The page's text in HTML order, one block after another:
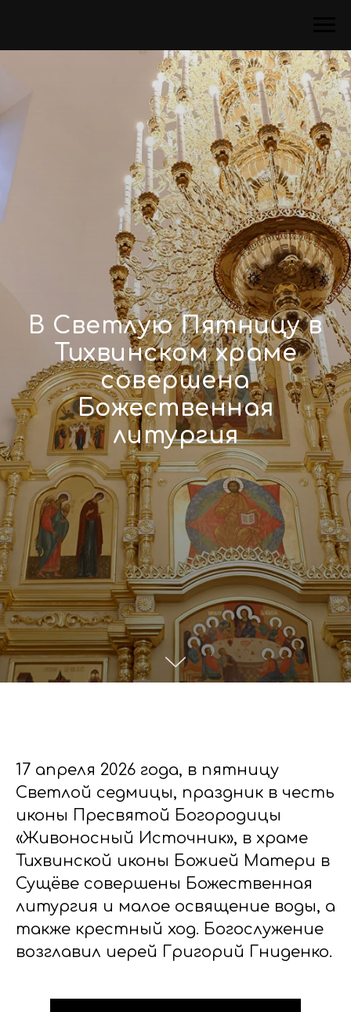
В Светлую Пятницу в
Тихвинском храме
совершена
Божественная
литургия
17 апреля 2026 года, в пятницу
Светлой седмицы, праздник в честь
иконы Пресвятой Богородицы
«Живоносный Источник», в храме
Тихвинской иконы Божией Матери в
Сущёве совершены Божественная
литургия и малое освящение воды, а
также крестный ход. Богослужение
возглавил иерей Григорий Гниденко.